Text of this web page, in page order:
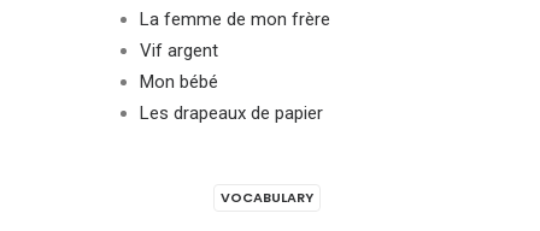
La femme de mon frère
Vif argent
Mon bébé
Les drapeaux de papier
VOCABULARY